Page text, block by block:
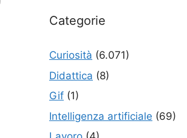
Categorie
Curiosità (6.071)
Didattica (8)
Gif (1)
Intelligenza artificiale (69)